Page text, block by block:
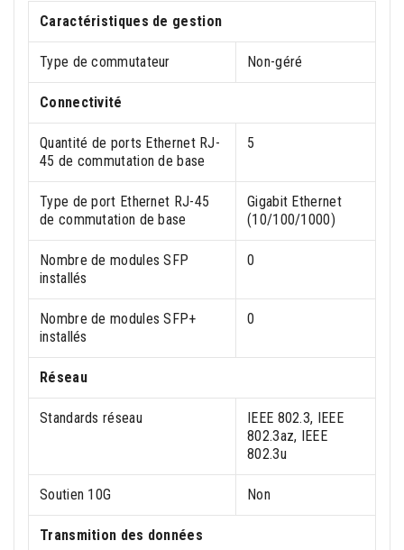
Caractéristiques de gestion
Type de commutateur Non-géré
Connectivité
Quantité de ports Ethernet RJ-
45 de commutation de base
5
Type de port Ethernet RJ-45
de commutation de base
Gigabit Ethernet
(10/100/1000)
Nombre de modules SFP
installés
0
Nombre de modules SFP+
installés
0
Réseau
Standards réseau
IEEE 802.3, IEEE
802.3az, IEEE
802.3u
Soutien 10G Non
Transmition des données